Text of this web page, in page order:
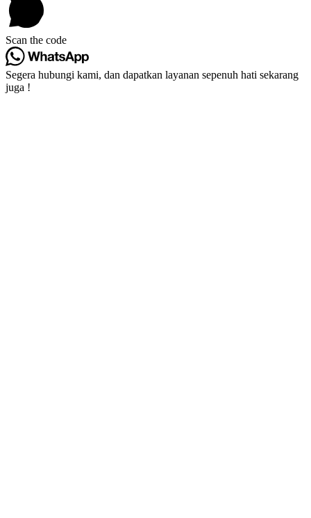
Scan the code
Segera hubungi kami, dan dapatkan layanan sepenuh hati sekarang
juga !